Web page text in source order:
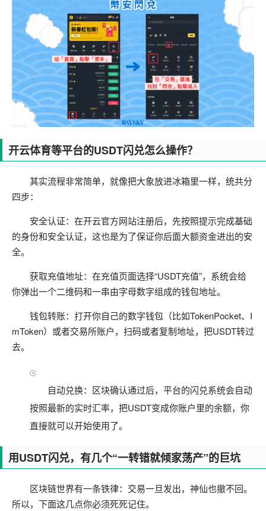
开云体育等平台的USDT闪兑怎么操作？
其实流程非常简单，就像把大象放进冰箱里一样，统共分
四步：
安全认证：在开云官方网站注册后，先按照提示完成基础
的身份和安全认证，这也是为了保证你后面大额资金进出的安
全。
获取充值地址：在充值页面选择“USDT充值”，系统会给
你弹出一个二维码和一串由字母数字组成的钱包地址。
钱包转账：打开你自己的数字钱包（比如TokenPocket、I
mToken）或者交易所账户，扫码或者复制地址，把USDT转过
去。
自动兑换：区块确认通过后，平台的闪兑系统会自动
按照最新的实时汇率，把USDT变成你账户里的余额，你
直接就可以开始使用了。
用USDT闪兑，有几个“一转错就倾家荡产”的巨坑
区块链世界有一条铁律：交易一旦发出，神仙也撤不回。
所以，下面这几点你必须死死记住。